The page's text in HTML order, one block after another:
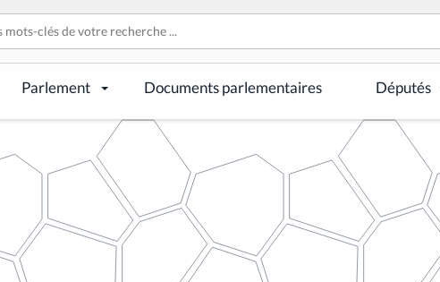
Parlement Documents parlementaires Députés